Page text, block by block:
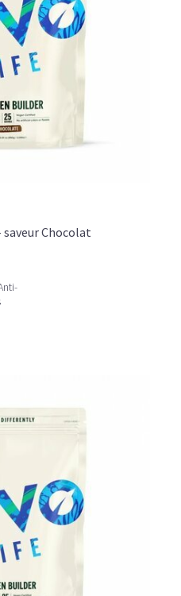
de caramel pour un
de concentration avant le
sans pic de glycémie,
matinée et un allié parfait
Chocolat